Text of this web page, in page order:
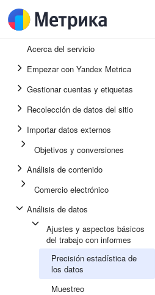
Acerca del servicio
Empezar con Yandex Metrica
Gestionar cuentas y etiquetas
Recolección de datos del sitio
Importar datos externos
Objetivos y conversiones
Análisis de contenido
Comercio electrónico
Análisis de datos
Ajustes y aspectos básicos
del trabajo con informes
Precisión estadística de
los datos
Muestreo